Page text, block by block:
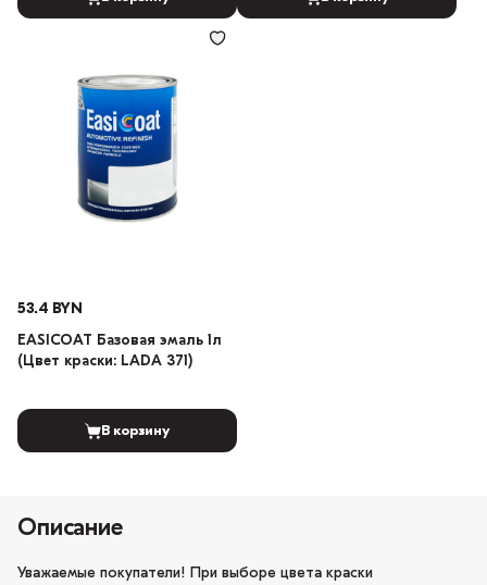
53.4 BYN
EASICOAT Базовая эмаль 1л
(Цвет краски: LADA 371)
В корзину
Описание
Уважаемые покупатели! При выборе цвета краски